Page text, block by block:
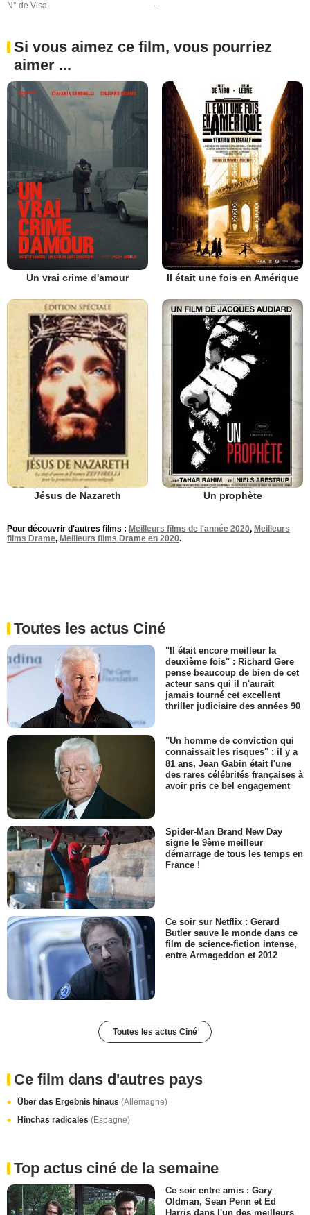
N° de Visa
-
Si vous aimez ce film, vous pourriez
aimer ...
Un vrai crime d'amour Il était une fois en Amérique
Jésus de Nazareth Un prophète
Pour découvrir d'autres films : Meilleurs films de l'année 2020, Meilleurs
films Drame, Meilleurs films Drame en 2020.
Toutes les actus Ciné
"Il était encore meilleur la
deuxième fois" : Richard Gere
pense beaucoup de bien de cet
acteur sans qui il n'aurait
jamais tourné cet excellent
thriller judiciaire des années 90
"Un homme de conviction qui
connaissait les risques" : il y a
81 ans, Jean Gabin était l'une
des rares célébrités françaises à
avoir pris ce bel engagement
Spider-Man Brand New Day
signe le 9ème meilleur
démarrage de tous les temps en
France !
Ce soir sur Netflix : Gerard
Butler sauve le monde dans ce
film de science-fiction intense,
entre Armageddon et 2012
Toutes les actus Ciné
Ce film dans d'autres pays
Über das Ergebnis hinaus (Allemagne)
Hinchas radicales (Espagne)
Top actus ciné de la semaine
Ce soir entre amis : Gary
Oldman, Sean Penn et Ed
Harris dans l'un des meilleurs